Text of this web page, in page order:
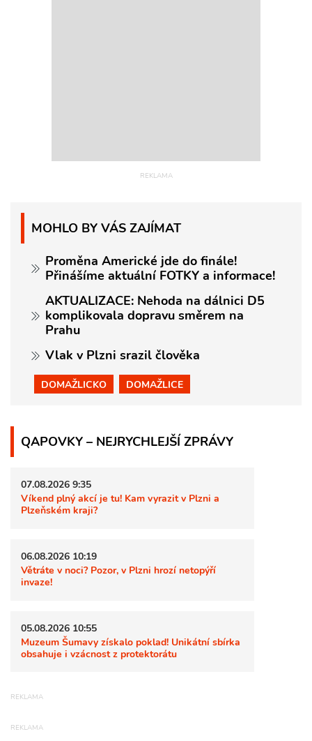
MOHLO BY VÁS ZAJÍMAT
Proměna Americké jde do finále!
Přinášíme aktuální FOTKY a informace!
AKTUALIZACE: Nehoda na dálnici D5
komplikovala dopravu směrem na
Prahu
Vlak v Plzni srazil člověka
DOMAŽLICKO DOMAŽLICE
QAPOVKY – NEJRYCHLEJŠÍ ZPRÁVY
07.08.2026 9:35
Víkend plný akcí je tu! Kam vyrazit v Plzni a
Plzeňském kraji?
06.08.2026 10:19
Větráte v noci? Pozor, v Plzni hrozí netopýří
invaze!
05.08.2026 10:55
Muzeum Šumavy získalo poklad! Unikátní sbírka
obsahuje i vzácnost z protektorátu